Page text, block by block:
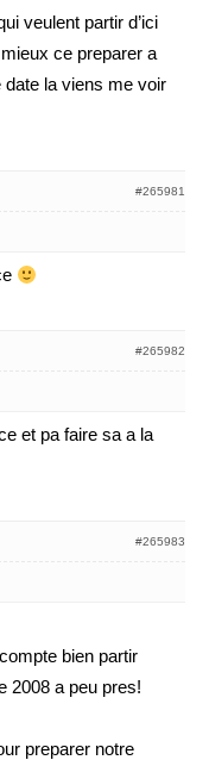
veulent partir d’ici
ce preparer a
date la viens me voir
#265981
#265982
et pa faire sa a la
#265983
bien partir
2008 a peu pres!
preparer notre